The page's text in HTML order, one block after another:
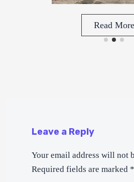
Read More
Leave a Reply
Your email address will not
Required fields are marked *